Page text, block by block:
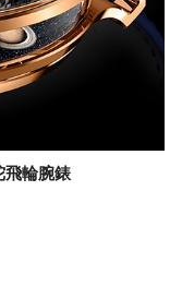
輪腕錶